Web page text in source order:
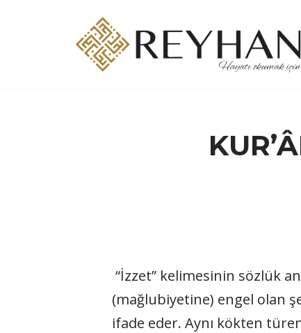
“İzzet” kelimesinin sözlük
(mağlubiyetine) engel olan
ifade eder. Aynı kökten